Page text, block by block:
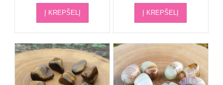
Į KREPŠELĮ Į KREPŠELĮ